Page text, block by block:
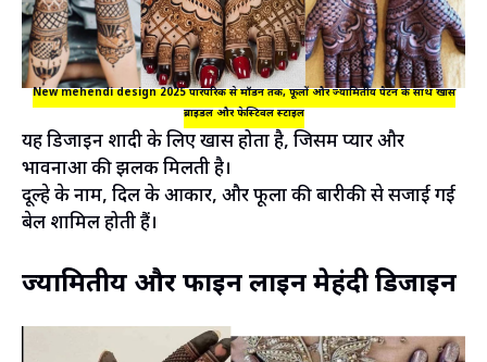
New mehendi design 2025 पारंपरिक से मॉडर्न तक, फूलों और ज्यामितीय पैटर्न के साथ खास
ब्राइडल और फेस्टिवल स्टाइल
यह डिजाइन शादी के लिए खास होता है, जिसमें प्यार और
भावनाओं की झलक मिलती है।
दूल्हे के नाम, दिल के आकार, और फूलों की बारीकी से सजाई गई
बेलें शामिल होती हैं।
ज्यामितीय और फाइन लाइन मेहंदी डिजाइन